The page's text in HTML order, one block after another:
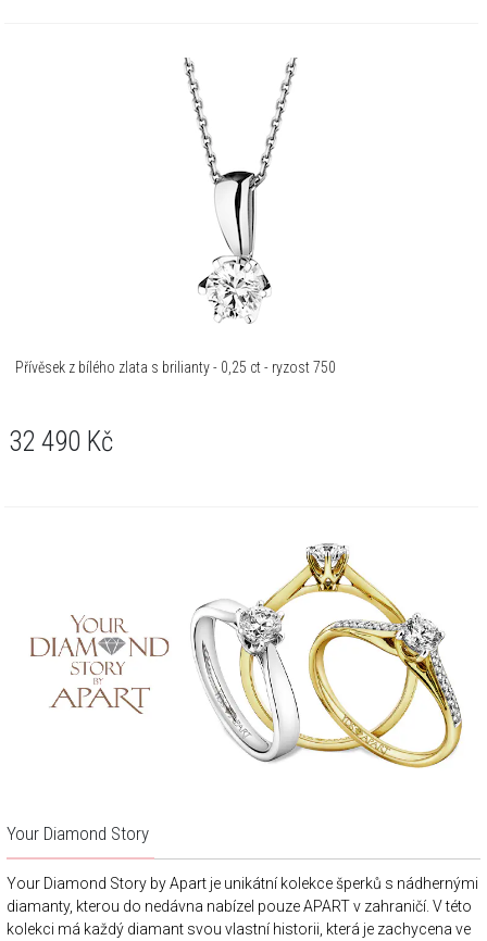
Přívěsek z bílého zlata s brilianty - 0,25 ct - ryzost 750
32 490 Kč
Your Diamond Story
Your Diamond Story by Apart je unikátní kolekce šperků s nádhernými
diamanty, kterou do nedávna nabízel pouze APART v zahraničí. V této
kolekci má každý diamant svou vlastní historii, která je zachycena ve